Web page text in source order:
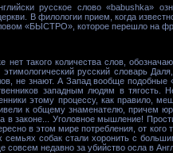
русское слово «babushka»
В филологии прием, когда
«БЫСТРО», которое перешло на
нет такого количества слов,
этимологический русский словарь
не знают. А Запад вообще
западным людям в тягость.
этому процессу, как правило,
к общему знаменателю, причем
в законе... Уголовное мышление!
в этом мире потребления, от
семьях собак стали хоронить с
совсем недавно за убийство осла в